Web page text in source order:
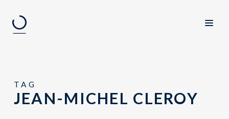
TAG
JEAN-MICHEL CLEROY